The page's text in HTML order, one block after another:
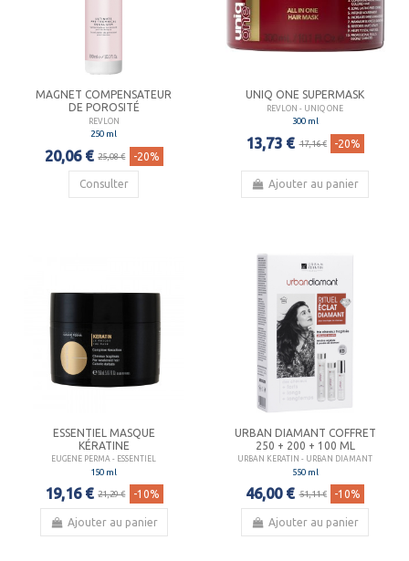
MAGNET COMPENSATEUR
DE POROSITÉ
REVLON
250 ml
20,06 € 25,08 € -20%
Consulter
UNIQ ONE SUPERMASK
REVLON - UNIQ ONE
300 ml
13,73 € 17,16 € -20%
Ajouter au panier
ESSENTIEL MASQUE
KÉRATINE
EUGENE PERMA - ESSENTIEL
150 ml
19,16 € 21,29 € -10%
Ajouter au panier
URBAN DIAMANT COFFRET
250 + 200 + 100 ML
URBAN KERATIN - URBAN DIAMANT
550 ml
46,00 € 51,11 € -10%
Ajouter au panier